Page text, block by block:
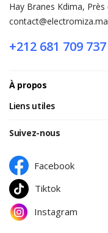
Hay Branes Kdima,
contact@electromiza.ma
+212 681 709 737
À propos
Liens utiles
Suivez-nous
Facebook
Tiktok
Instagram